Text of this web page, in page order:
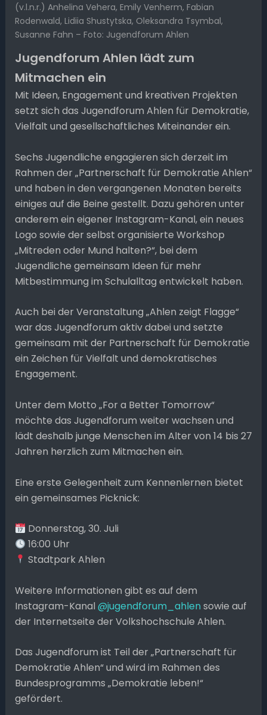
(v.l.n.r.) Anhelina Vehera, Emily Venherm, Fabian
Rodenwald, Lidiia Shustytska, Oleksandra Tsymbal,
Susanne Fahn – Foto: Jugendforum Ahlen
Jugendforum Ahlen lädt zum
Mitmachen ein
Mit Ideen, Engagement und kreativen Projekten
setzt sich das Jugendforum Ahlen für Demokratie,
Vielfalt und gesellschaftliches Miteinander ein.
Sechs Jugendliche engagieren sich derzeit im
Rahmen der „Partnerschaft für Demokratie Ahlen“
und haben in den vergangenen Monaten bereits
einiges auf die Beine gestellt. Dazu gehören unter
anderem ein eigener Instagram-Kanal, ein neues
Logo sowie der selbst organisierte Workshop
„Mitreden oder Mund halten?“, bei dem
Jugendliche gemeinsam Ideen für mehr
Mitbestimmung im Schulalltag entwickelt haben.
Auch bei der Veranstaltung „Ahlen zeigt Flagge“
war das Jugendforum aktiv dabei und setzte
gemeinsam mit der Partnerschaft für Demokratie
ein Zeichen für Vielfalt und demokratisches
Engagement.
Unter dem Motto „For a Better Tomorrow“
möchte das Jugendforum weiter wachsen und
lädt deshalb junge Menschen im Alter von 14 bis 27
Jahren herzlich zum Mitmachen ein.
Eine erste Gelegenheit zum Kennenlernen bietet
ein gemeinsames Picknick:
Donnerstag, 30. Juli
16:00 Uhr
Stadtpark Ahlen
Weitere Informationen gibt es auf dem
Instagram-Kanal @jugendforum_ahlen sowie auf
der Internetseite der Volkshochschule Ahlen.
Das Jugendforum ist Teil der „Partnerschaft für
Demokratie Ahlen“ und wird im Rahmen des
Bundesprogramms „Demokratie leben!“
gefördert.